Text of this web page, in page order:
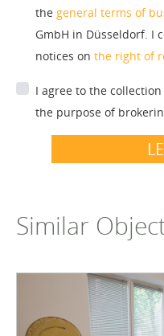
the general terms of
GmbH in Düsseldorf. I
notices on the right of
I agree to the
the purpose of
Similar